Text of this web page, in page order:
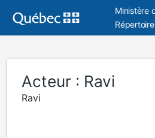
Ministère
Acteur : Ravi
Ravi